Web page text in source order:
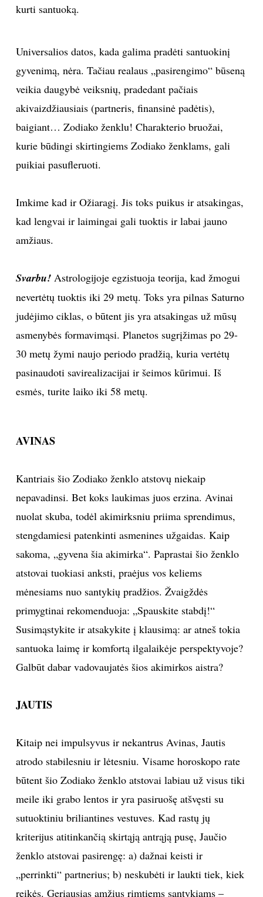
MUZIKA
TEATRAS
SPORTAS
MENAS
ISTORIJA
KNYGOS
INTERJERAS
VAIKAI
NELAIMĖS
KONTAKTAI
PRIVATUMO POLITIKA
Sekite mus:
Prenumeruodami portalą,
Jūs sutinkate su
kurti santuoką.
Universalios datos, kada galima pradėti santuokinį
gyvenimą, nėra. Tačiau realaus „pasirengimo“ būseną
veikia daugybė veiksnių, pradedant pačiais
akivaizdžiausiais (partneris, finansinė padėtis),
baigiant… Zodiako ženklu! Charakterio bruožai,
kurie būdingi skirtingiems Zodiako ženklams, gali
puikiai pasufleruoti.
Imkime kad ir Ožiaragį. Jis toks puikus ir atsakingas,
kad lengvai ir laimingai gali tuoktis ir labai jauno
amžiaus.
Svarbu!Astrologijoje egzistuoja teorija, kad žmogui
nevertėtų tuoktis iki 29 metų. Toks yra pilnas Saturno
judėjimo ciklas, o būtent jis yra atsakingas už mūsų
asmenybės formavimąsi. Planetos sugrįžimas po 29-
30 metų žymi naujo periodo pradžią, kuria vertėtų
pasinaudoti savirealizacijai ir šeimos kūrimui. Iš
esmės, turite laiko iki 58 metų.
AVINAS
Kantriais šio Zodiako ženklo atstovų niekaip
nepavadinsi. Bet koks laukimas juos erzina. Avinai
nuolat skuba, todėl akimirksniu priima sprendimus,
stengdamiesi patenkinti asmenines užgaidas. Kaip
sakoma, „gyvena šia akimirka“. Paprastai šio ženklo
atstovai tuokiasi anksti, praėjus vos keliems
mėnesiams nuo santykių pradžios. Žvaigždės
primygtinai rekomenduoja: „Spauskite stabdį!“
Susimąstykite ir atsakykite į klausimą: ar atneš tokia
santuoka laimę ir komfortą ilgalaikėje perspektyvoje?
Galbūt dabar vadovaujatės šios akimirkos aistra?
JAUTIS
Kitaip nei impulsyvus ir nekantrus Avinas, Jautis
atrodo stabilesniu ir lėtesniu. Visame horoskopo rate
būtent šio Zodiako ženklo atstovai labiau už visus tiki
meile iki grabo lentos ir yra pasiruošę atšvęsti su
sutuoktiniu briliantines vestuves. Kad rastų jų
kriterijus atitinkančią skirtąją antrąją pusę, Jaučio
ženklo atstovai pasirengę: a) dažnai keisti ir
„perrinkti“ partnerius; b) neskubėti ir laukti tiek, kiek
reikės. Geriausias amžius rimtiems santykiams –